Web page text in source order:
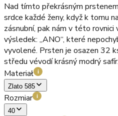
Nad tímto překrásným
srdce každé ženy, když k tomu
zásnubní, pak nám v této rovnici
výsledek: „ANO“, které
vyvolené. Prsten je osazen 32
středu vévodí krásný modrý safír.
Materiał
i
Zlato 585
Rozmiar i
40